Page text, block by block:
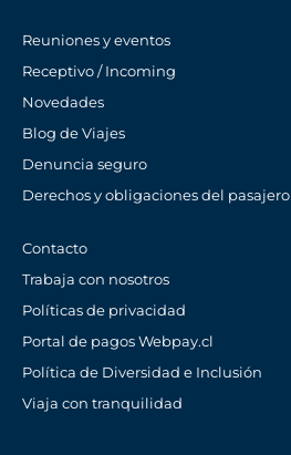
Reuniones y eventos
Receptivo / Incoming
Novedades
Blog de Viajes
Denuncia seguro
Derechos y obligaciones del pasajero
Contacto
Trabaja con nosotros
Políticas de privacidad
Portal de pagos Webpay.cl
Política de Diversidad e Inclusión
Viaja con tranquilidad